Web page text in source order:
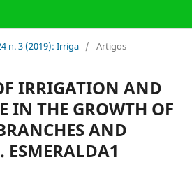
n. 3 (2019): Irriga / Artigos
IRRIGATION AND
IN THE GROWTH OF
AND
ESMERALDA1